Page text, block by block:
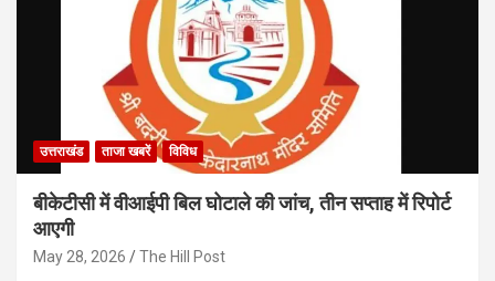
उत्तराखंड ताजा खबरें विविध
बीकेटीसी में वीआईपी बिल घोटाले की जांच, तीन सप्ताह में रिपोर्ट
आएगी
May 28, 2026 The Hill Post